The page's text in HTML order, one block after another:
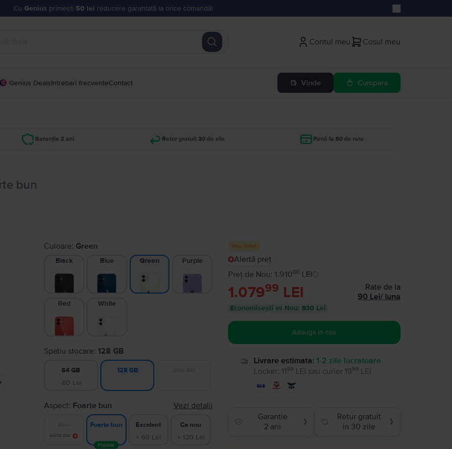
Cu Genius primești 50 lei reducere garantată la orice comandă!
Contul meu Cosul meu
Genius DealsIntrebari frecventeContact Vinde Cumpara
Garanție 2 ani Retur gratuit 30 de zile Până la 60 de rate
bun
Culoare: Green
Black Blue Green Purple
Red White
Spatiu stocare: 128 GB
64 GB
-80 Lei
128 GB
Aspect: Foarte bun Vezi detalii
Alertă stoc
Foarte bun
Popular
Excelent
+ 60 Lei
Ca nou
+ 120 Lei
Stoc limitat
Alertă preț
Preț de Nou: 1.91000LEI
1.07999 LEI
Rate de la
90 Lei/ luna
Economisești vs Nou: 830 Lei
Adauga in cos
Livrare estimata: 1-2 zile lucratoare
Locker: 1199 LEI sau curier 1999 LEI
Garantie
2 ani
❯
Retur gratuit
in 30 zile
❯